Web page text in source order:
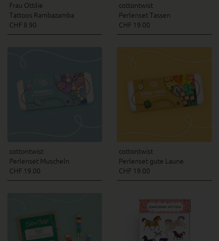
Frau Ottilie
Tattoos Rambazamba
CHF 8.90
cottontwist
Perlenset Tassen
CHF 19.00
cottontwist
Perlenset Muscheln
CHF 19.00
cottontwist
Perlenset gute Laune
CHF 19.00